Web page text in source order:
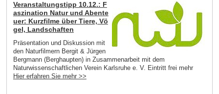
Veranstaltungstipp 10.12.: F
aszination Natur und Abente
uer: Kurzfilme über Tiere, Vö
gel, Landschaften
Präsentation und Diskussion mit
den Naturfilmern Bergit & Jürgen
Bergmann (Berghaupten) in Zusammenarbeit mit dem
Naturwissenschaftlichen Verein Karlsruhe e. V. Eintritt frei mehr
Hier erfahren Sie mehr >>